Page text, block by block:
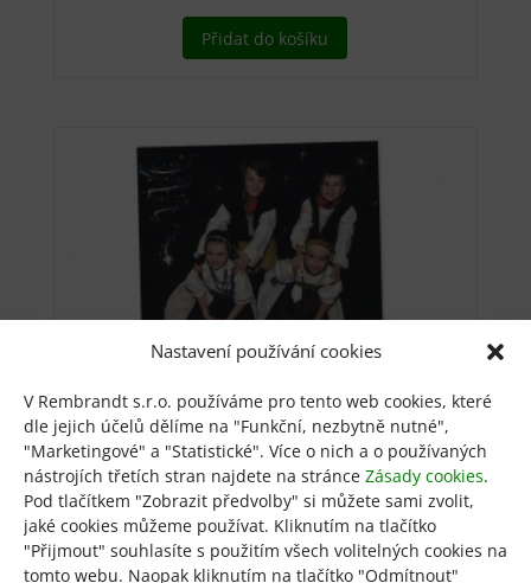
Nastavení používání cookies
V Rembrandt s.r.o. používáme pro tento web cookies, které
dle jejich účelů dělíme na "Funkční, nezbytně nutné",
"Marketingové" a "Statistické". Více o nich a o používaných
nástrojích třetích stran najdete na stránce Zásady cookies.
Pod tlačítkem "Zobrazit předvolby" si můžete sami zvolit,
jaké cookies můžeme používat. Kliknutím na tlačítko
"Přijmout" souhlasíte s použitím všech volitelných cookies na
tomto webu. Naopak kliknutím na tlačítko "Odmítnout"
cena
byla:
cena
je:
Přidat do košíku
A máme tu svátky
220Kč
Přidat do košíku